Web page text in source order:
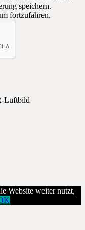
speichern.
fortzufahren.
Luftbild
Website weiter nutzt,